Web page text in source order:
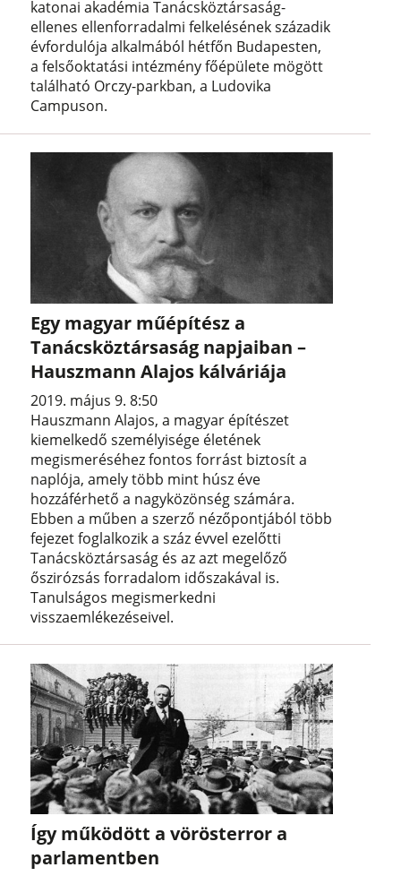
katonai akadémia Tanácsköztársaság-
ellenes ellenforradalmi felkelésének századik
évfordulója alkalmából hétfőn Budapesten,
a felsőoktatási intézmény főépülete mögött
található Orczy-parkban, a Ludovika
Campuson.
Egy magyar műépítész a
Tanácsköztársaság napjaiban –
Hauszmann Alajos kálváriája
2019. május 9. 8:50
Hauszmann Alajos, a magyar építészet
kiemelkedő személyisége életének
megismeréséhez fontos forrást biztosít a
naplója, amely több mint húsz éve
hozzáférhető a nagyközönség számára.
Ebben a műben a szerző nézőpontjából több
fejezet foglalkozik a száz évvel ezelőtti
Tanácsköztársaság és az azt megelőző
őszirózsás forradalom időszakával is.
Tanulságos megismerkedni
visszaemlékezéseivel.
Így működött a vörösterror a
parlamentben